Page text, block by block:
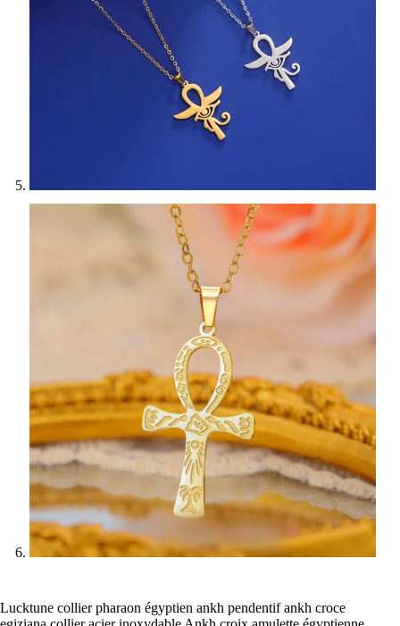
Lucktune collier pharaon égyptien ankh pendentif ankh croce